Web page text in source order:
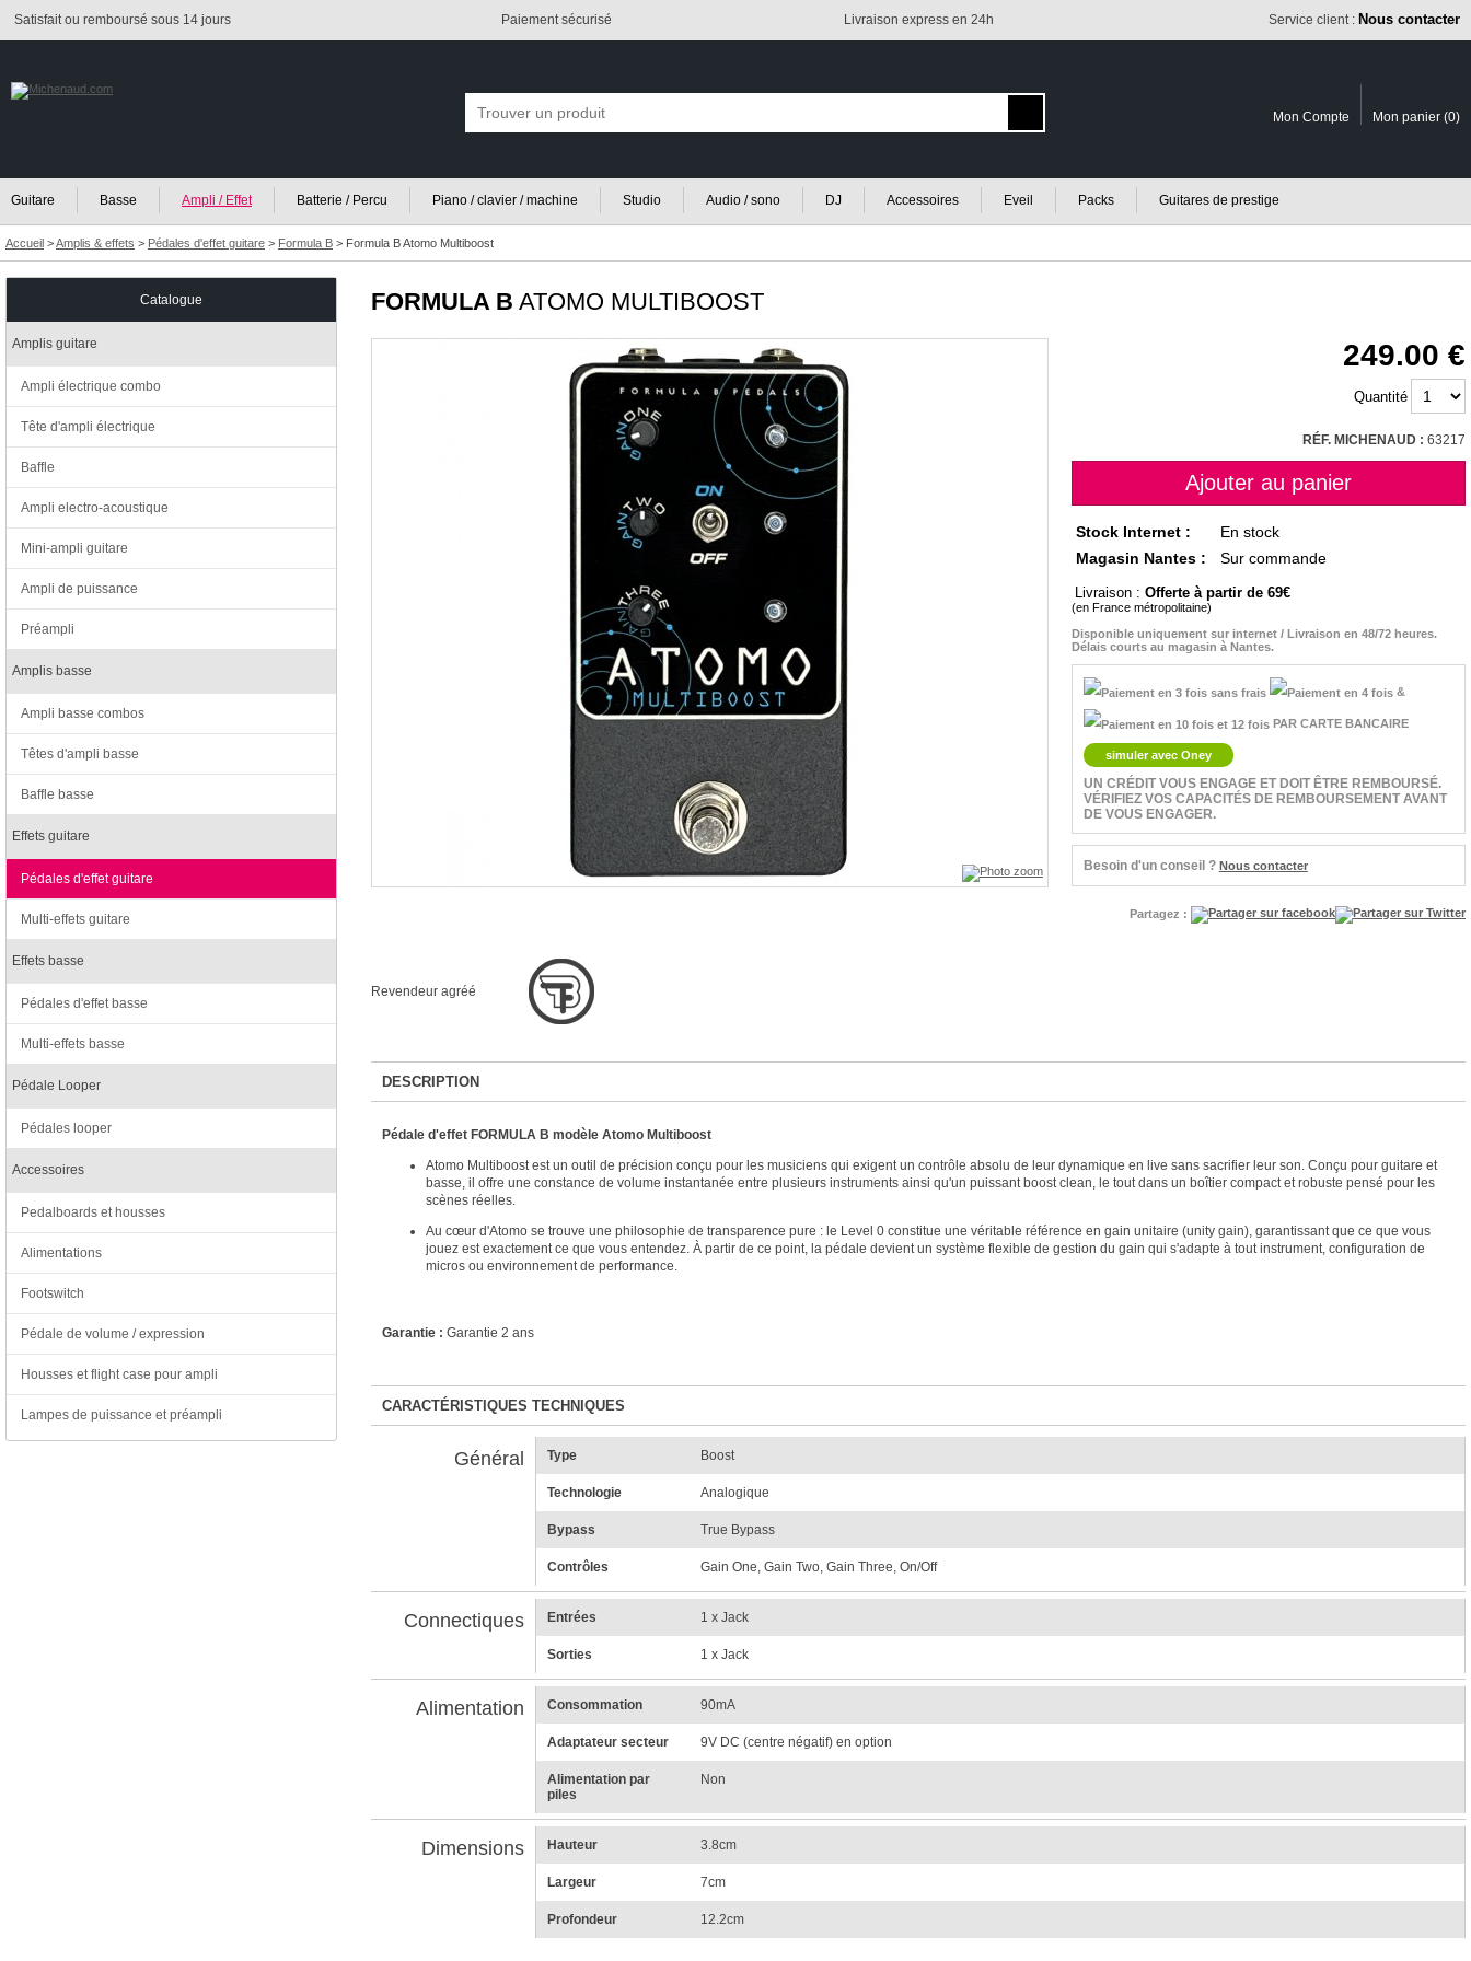
Satisfait ou remboursé sous 14 jours Paiement sécurisé Livraison express en 24h Service client : Nous contacter
Mon Compte Mon panier (0)
Guitare Basse Ampli / Effet Batterie / Percu Piano / clavier / machine Studio Audio / sono DJ Accessoires Eveil Packs Guitares de prestige
Accueil >Amplis & effets > Pédales d'effet guitare > Formula B > Formula B Atomo Multiboost
FORMULA B ATOMO MULTIBOOST
249.00
Quantité
RÉF. MICHENAUD : 63217
Stock Internet :
En stock
Magasin Nantes :
Sur commande
Livraison : Offerte à partir de 69
(en France métropolitaine)
Disponible uniquement sur internet / Livraison en 48/72 heures.
Délais courts au magasin à Nantes.
&
PAR CARTE BANCAIRE
simuler avec Oney
UN CRÉDIT VOUS ENGAGE ET DOIT ÊTRE REMBOURSÉ.
VÉRIFIEZ VOS CAPACITÉS DE REMBOURSEMENT AVANT
DE VOUS ENGAGER.
Besoin d'un conseil ? Nous contacter
Partagez :
Revendeur agréé
DESCRIPTION
Pédale d'effet FORMULA B modèle Atomo Multiboost
Atomo Multiboost est un outil de précision conçu pour les musiciens qui exigent un contrôle absolu de leur dynamique en live sans sacrifier leur son. Conçu pour guitare et
basse, il offre une constance de volume instantanée entre plusieurs instruments ainsi qu'un puissant boost clean, le tout dans un boîtier compact et robuste pensé pour les
scènes réelles.
Au cœur d'Atomo se trouve une philosophie de transparence pure : le Level 0 constitue une véritable référence en gain unitaire (unity gain), garantissant que ce que vous
jouez est exactement ce que vous entendez. À partir de ce point, la pédale devient un système flexible de gestion du gain qui s'adapte à tout instrument, configuration de
micros ou environnement de performance.
Garantie : Garantie 2 ans
CARACTÉRISTIQUES TECHNIQUES
Général Type Boost
Technologie Analogique
Bypass True Bypass
Contrôles Gain One, Gain Two, Gain Three, On/Off
Connectiques Entrées 1 x Jack
Sorties 1 x Jack
Alimentation Consommation 90mA
Adaptateur secteur 9V DC (centre négatif) en option
Alimentation par
piles
Non
Dimensions Hauteur 3.8cm
Largeur 7cm
Profondeur 12.2cm
Catalogue
Amplis guitare
Ampli électrique combo
Tête d'ampli électrique
Baffle
Ampli electro-acoustique
Mini-ampli guitare
Ampli de puissance
Préampli
Amplis basse
Ampli basse combos
Têtes d'ampli basse
Baffle basse
Effets guitare
Pédales d'effet guitare
Multi-effets guitare
Effets basse
Pédales d'effet basse
Multi-effets basse
Pédale Looper
Pédales looper
Accessoires
Pedalboards et housses
Alimentations
Footswitch
Pédale de volume / expression
Housses et flight case pour ampli
Lampes de puissance et préampli